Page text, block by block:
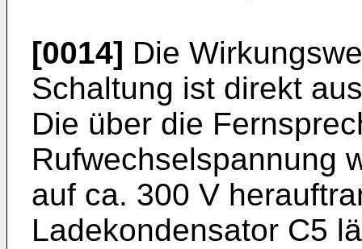
[0014] Die
Schaltung ist direkt
Die über die
Rufwechselspannung
auf ca. 300 V
Ladekondensator C5